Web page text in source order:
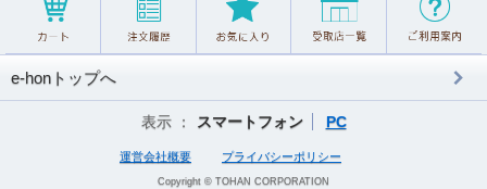
e-honトップへ
表示 ： スマートフォン PC
運営会社概要 プライバシーポリシー
Copyright © TOHAN CORPORATION